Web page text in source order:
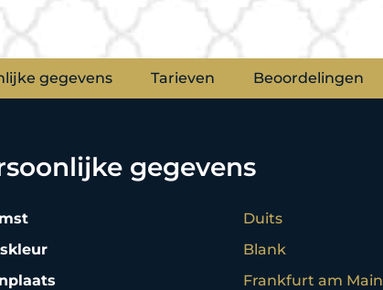
gegevens Tarieven Beoordelingen
gegevens
Duits
Blank
Frankfurt am Main